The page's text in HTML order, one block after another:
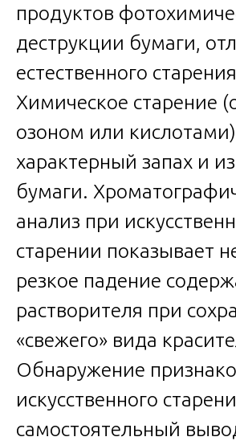
продуктов
деструкции бумаги,
естественного
Химическое старение
озоном или кислотами)
характерный запах и
бумаги.
анализ при
старении показывает
резкое падение
растворителя при
«свежего» вида
Обнаружение
искусственного
самостоятельный